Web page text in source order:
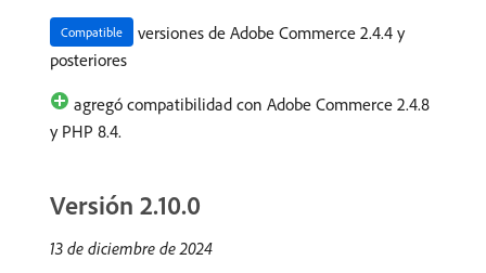
Compatible
versiones de Adobe Commerce 2.4.4 y
posteriores
agregó compatibilidad con Adobe Commerce 2.4.8
y PHP 8.4.
Versión 2.10.0
13 de diciembre de 2024